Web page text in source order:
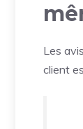
Les
client